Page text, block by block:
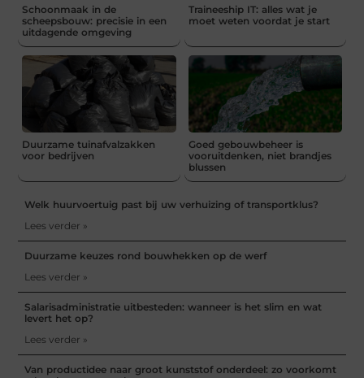
Schoonmaak in de
scheepsbouw: precisie in een
uitdagende omgeving
Traineeship IT: alles wat je
moet weten voordat je start
Duurzame tuinafvalzakken
voor bedrijven
Goed gebouwbeheer is
vooruitdenken, niet brandjes
blussen
Welk huurvoertuig past bij uw verhuizing of transportklus?
Lees verder »
Duurzame keuzes rond bouwhekken op de werf
Lees verder »
Salarisadministratie uitbesteden: wanneer is het slim en wat
levert het op?
Lees verder »
Van productidee naar groot kunststof onderdeel: zo voorkomt